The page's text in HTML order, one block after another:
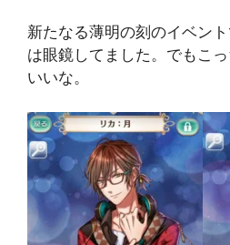
新たなる薄明の刻のイベン
は眼鏡してました。でもこ
いいな。